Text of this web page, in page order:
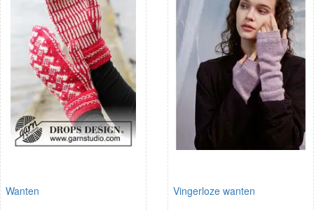
Wanten Vingerloze wanten